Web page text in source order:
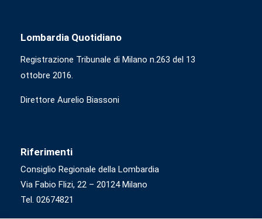
Lombardia Quotidiano
Registrazione Tribunale di Milano n.263 del 13
ottobre 2016.
Direttore Aurelio Biassoni
Riferimenti
Consiglio Regionale della Lombardia
Via Fabio Flizi, 22 – 20124 Milano
Tel. 02674821